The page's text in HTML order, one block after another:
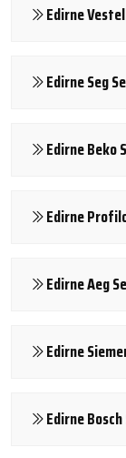
Edirne
Edirne Seg
Edirne Beko
Edirne
Edirne Aeg
Edirne
Edirne